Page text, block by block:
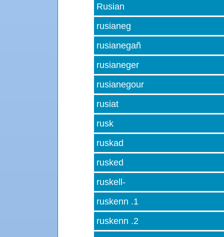
Rusian
rusianeg
rusianegañ
rusianeger
rusianegour
rusiat
rusk
ruskad
rusked
ruskell-
ruskenn .1
ruskenn .2